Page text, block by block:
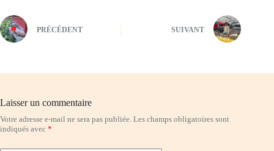
PRÉCÉDENT SUIVANT
Laisser un commentaire
Votre adresse e-mail ne sera pas publiée. Les champs obligatoires sont
indiqués avec *